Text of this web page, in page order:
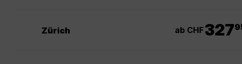
Zürich ab CHF327